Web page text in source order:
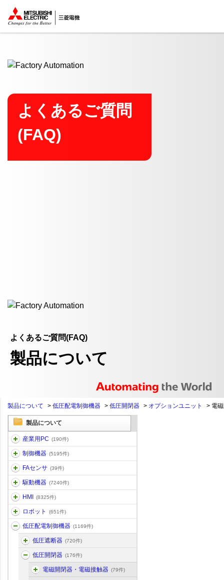
ここから本文
よくあるご質問
(FAQ)
よくあるご質問(FAQ)
製品について
製品について > 低圧配電制御機器 > 低圧開閉器 > オプションユニット > 電
製品について
産業用PC (190件)
制御機器 (5195件)
FAセンサ (39件)
駆動機器 (7240件)
HMI (8325件)
ロボット (651件)
低圧配電制御機器 (1169件)
低圧遮断器 (720件)
低圧開閉器 (176件)
電磁開閉器・電磁接触器 (79件)